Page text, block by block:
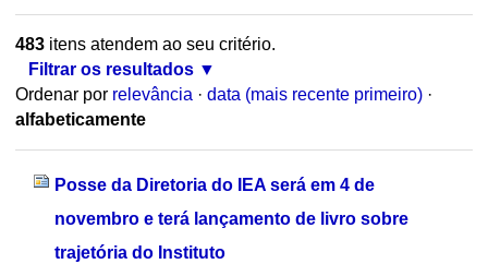
483itens atendem ao seu critério.
Filtrar os resultados
Ordenar por relevância · data (mais recente primeiro) ·
alfabeticamente
Posse da Diretoria do IEA será em 4 de
novembro e terá lançamento de livro sobre
trajetória do Instituto